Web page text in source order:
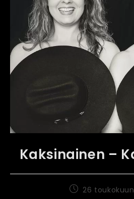
Kaksinainen –
26